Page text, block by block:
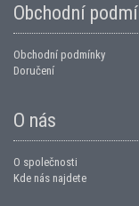
Obchodní
Obchodní podmínky
Doručení
O nás
O společnosti
Kde nás najdete